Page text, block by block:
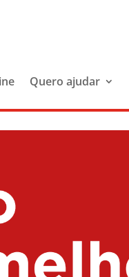
Quero ajudar